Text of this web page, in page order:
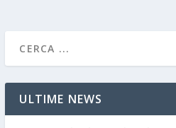
ULTIME NEWS